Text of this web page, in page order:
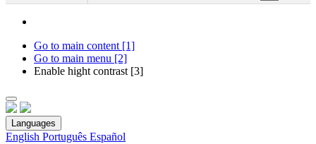
Go to main content [1]
Go to main menu [2]
Enable hight contrast [3]
Languages
English Português Español